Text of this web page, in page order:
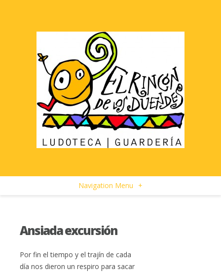
Navigation Menu +
Ansiada excursión
Por fin el tiempo y el trajín de cada
día nos dieron un respiro para sacar